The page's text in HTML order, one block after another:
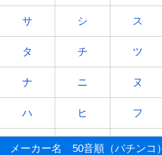
サ シ ス
タ チ ツ
ナ ニ ヌ
ハ ヒ フ
マ ミ ム
メーカー名 50音順（パチンコ）